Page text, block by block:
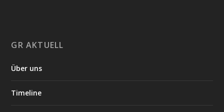
GR AKTUELL
Über uns
Timeline